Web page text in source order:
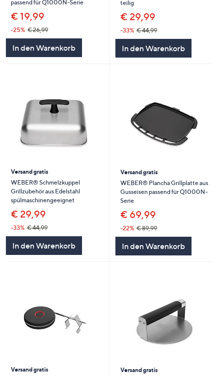
passend für Q1000N-Serie
€ 19,99
-25% € 26,99
In den Warenkorb
teilig
€ 29,99
-33% € 44,99
In den Warenkorb
Versand gratis
WEBER® Schmelzkuppel
Grillzubehör aus Edelstahl
spülmaschinengeeignet
€ 29,99
-33% € 44,99
In den Warenkorb
Versand gratis
WEBER® Plancha Grillplatte aus
Gusseisen passend für Q1000N-
Serie
€ 69,99
-22% € 89,99
In den Warenkorb
Versand gratis
Versand gratis